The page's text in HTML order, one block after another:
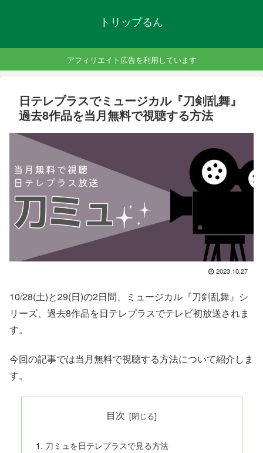
トリップるん
アフィリエイト広告を利用しています
日テレプラスでミュージカル『刀剣乱舞』
過去8作品を当月無料で視聴する方法
2023.10.27
10/28(土)と29(日)の2日間、ミュージカル『刀剣乱舞』シ
リーズ、過去8作品を日テレプラスでテレビ初放送されま
す。
今回の記事では当月無料で視聴する方法について紹介しま
す。
目次
刀ミュを日テレプラスで見る方法